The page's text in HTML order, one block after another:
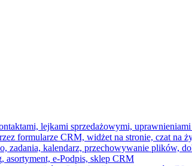
lejkami sprzedażowymi,
formularze CRM, widżet na stronie, czat na
zadania, kalendarz, przechowywanie plików,
asortyment, e-Podpis, sklep CRM